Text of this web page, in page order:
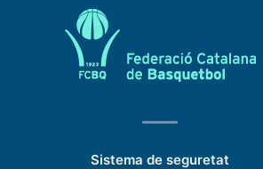
Sistema de seguretat